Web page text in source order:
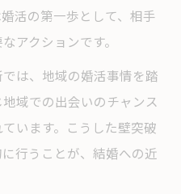
活の第一歩として、相手
アクションです。
は、地域の婚活事情を踏
域での出会いのチャンス
います。こうした壁突破
行うことが、結婚への近